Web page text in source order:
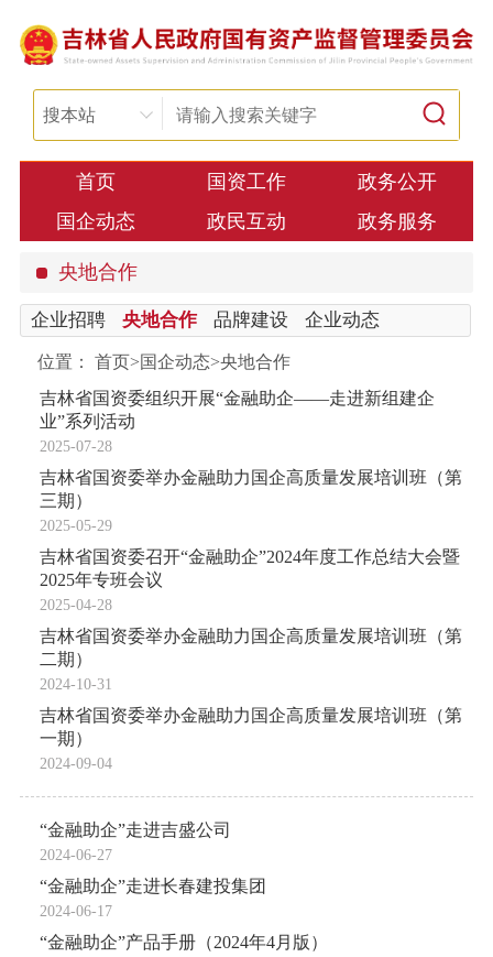
搜本站
首页 国资工作
政务公开
国企动态
政民互动 政务服务
央地合作
企业招聘 央地合作 品牌建设 企业动态
位置：首页>国企动态>央地合作
吉林省国资委组织开展“金融助企——走进新组建企
业”系列活动
2025-07-28
吉林省国资委举办金融助力国企高质量发展培训班（第
三期）
2025-05-29
吉林省国资委召开“金融助企”2024年度工作总结大会暨
2025年专班会议
2025-04-28
吉林省国资委举办金融助力国企高质量发展培训班（第
二期）
2024-10-31
吉林省国资委举办金融助力国企高质量发展培训班（第
一期）
2024-09-04
“金融助企”走进吉盛公司
2024-06-27
“金融助企”走进长春建投集团
2024-06-17
“金融助企”产品手册（2024年4月版）